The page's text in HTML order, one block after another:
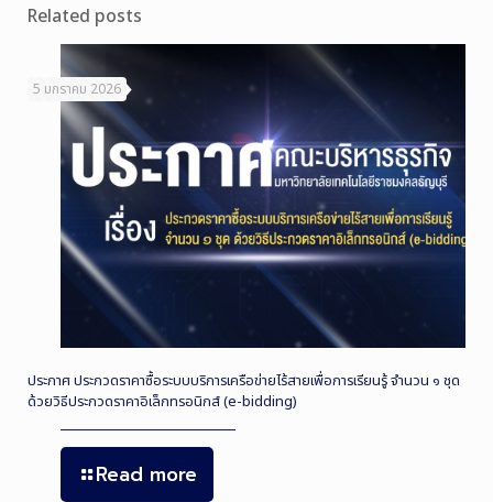
Related posts
5 มกราคม 2026
ประกาศ ประกวดราคาซื้อระบบบริการเครือข่ายไร้สายเพื่อการเรียนรู้ จำนวน ๑ ชุด
ด้วยวิธีประกวดราคาอิเล็กทรอนิกส์ (e-bidding)
Read more